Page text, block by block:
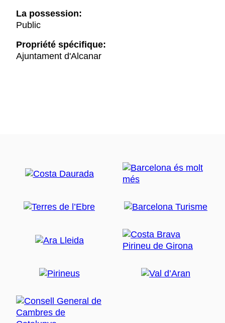
La possession:
Public
Propriété spécifique:
Ajuntament d'Alcanar